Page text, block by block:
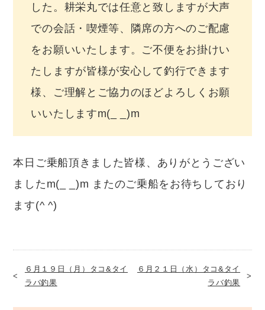
した。耕栄丸では任意と致しますが大声
での会話・喫煙等、隣席の方へのご配慮
をお願いいたします。ご不便をお掛けい
たしますが皆様が安心して釣行できます
様、ご理解とご協力のほどよろしくお願
いいたしますm(_ _)m
本日ご乗船頂きました皆様、ありがとうござい
ましたm(_ _)m またのご乗船をお待ちしており
ます(^ ^)
６月１９日（月）タコ&タイ
ラバ釣果
６月２１日（水）タコ&タイ
ラバ釣果